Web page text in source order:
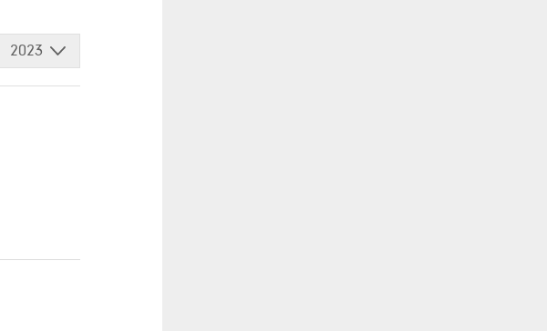
2023